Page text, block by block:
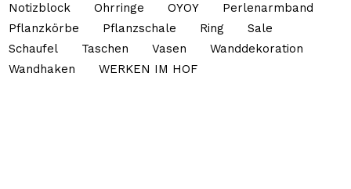
Notizblock
Ohrringe OYOY
Perlenarmband
Pflanzkörbe
Pflanzschale Ring
Sale
Schaufel
Taschen Vasen
Wanddekoration
Wandhaken
WERKEN IM HOF